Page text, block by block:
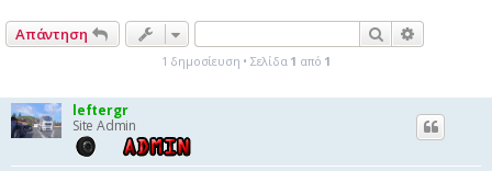
σ
Απάντηση Αναζήτηση
1 δημοσίευση • Σελίδα 1 από 1
leftergr
Site Admin